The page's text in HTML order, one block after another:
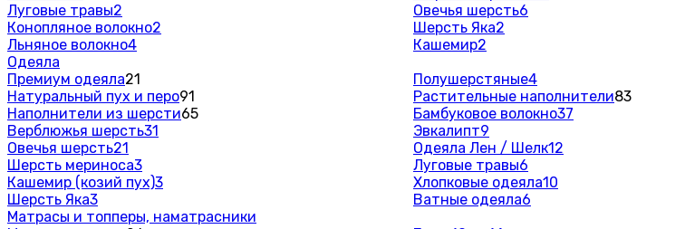
Луговые травы2
Конопляное волокно2
Льняное волокно4
Овечья шерсть6
Шерсть Яка2
Кашемир2
Одеяла
Премиум одеяла21
Натуральный пух и перо91
Наполнители из шерсти65
Верблюжья шерсть31
Овечья шерсть21
Шерсть мериноса3
Кашемир (козий пух)3
Шерсть Яка3
Полушерстяные4
Растительные наполнители83
Бамбуковое волокно37
Эвкалипт9
Одеяла Лен / Шелк12
Луговые травы6
Хлопковые одеяла10
Ватные одеяла6
Матрасы и топперы, наматрасники